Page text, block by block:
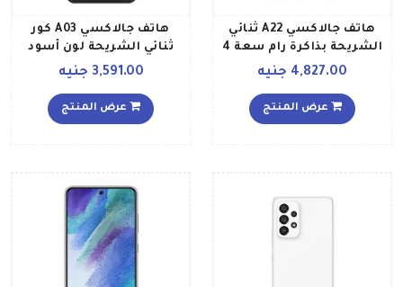
هاتف جالاكسي A22 ثنائي
الشريحة بذاكرة رام سعة 4
جيجابايت وذاكرة داخلية
تقنية 4G، لون أسود إصدار
4,827.00 جنيه
عرض المنتج
هاتف جالاكسي A03 كور
ثنائي الشريحة لون أسود
بذاكرة رام سعة 2 جيجابايت
إصدار الشرق الأوسط
3,591.00 جنيه
عرض المنتج